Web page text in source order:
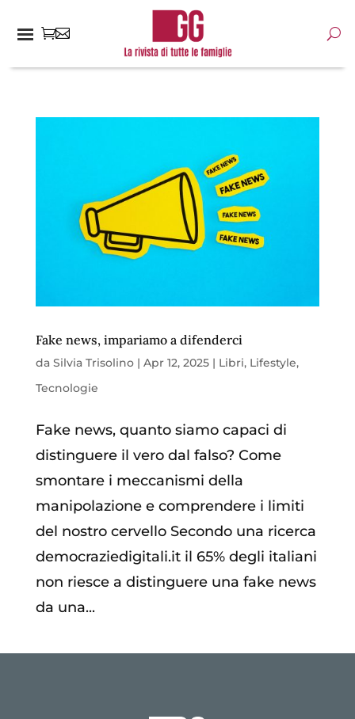
Fake news, impariamo a difenderci
da Silvia Trisolino| Apr 12, 2025| Libri, Lifestyle,
Tecnologie
Fake news, quanto siamo capaci di
distinguere il vero dal falso? Come
smontare i meccanismi della
manipolazione e comprendere i limiti
del nostro cervello Secondo una ricerca
democraziedigitali.it il 65% degli italiani
non riesce a distinguere una fake news
da una...